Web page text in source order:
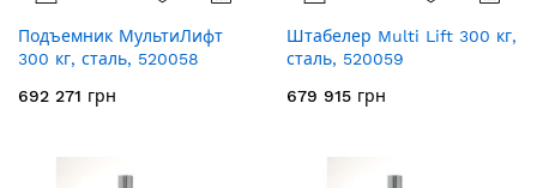
Подъемник МультиЛифт
300 кг, сталь, 520058
692 271 грн
Штабелер Multi Lift 300 кг,
сталь, 520059
679 915 грн